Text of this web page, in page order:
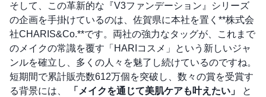
そして、この革新的な『V3ファンデーション』シリーズ
の企画を手掛けているのは、佐賀県に本社を置く**株式会
社CHARIS&Co.**です。両社の強力なタッグが、これまで
のメイクの常識を覆す「HARIコスメ」という新しいジャ
ンルを確立し、多くの人々を魅了し続けているのですね。
短期間で累計販売数612万個を突破し、数々の賞を受賞す
る背景には、
「メイクを通じて美肌ケアも叶えたい」
と